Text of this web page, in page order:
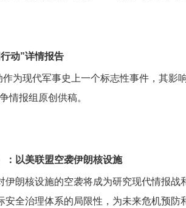
动”详情报告
为现代军事史上一个标志性事件，其影
情报组原创供稿。
：以美联盟空袭伊朗核设施
伊朗核设施的空袭将成为研究现代情报
安全治理体系的局限性，为未来危机预防